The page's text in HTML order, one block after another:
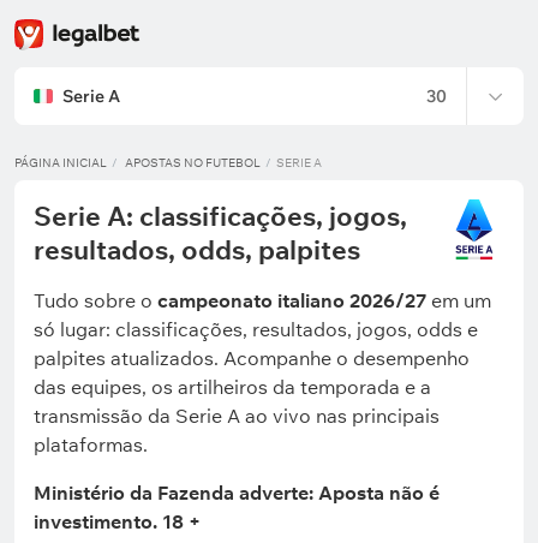
Serie A 30
PÁGINA INICIAL APOSTAS NO FUTEBOL SERIE A
Serie A: classificações, jogos,
resultados, odds, palpites
Tudo sobre o campeonato italiano 2026/27 em um
só lugar: classificações, resultados, jogos, odds e
palpites atualizados. Acompanhe o desempenho
das equipes, os artilheiros da temporada e a
transmissão da Serie A ao vivo nas principais
plataformas.
Ministério da Fazenda adverte: Aposta não é
investimento. 18 +